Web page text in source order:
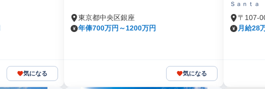
気になる
東京都中央区銀座
年俸700万円～1200万円
気になる
Ｓａｎｔ
ｉｃｅｓ
〒107-
月給28